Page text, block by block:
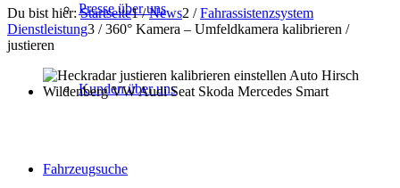
Presse über uns
Kunden über uns
Fahrzeugsuche
Du bist hier: Startseite1 / News2 / Fahrassistenzsystem
Dienstleistung3 / 360° Kamera – Umfeldkamera kalibrieren /
justieren